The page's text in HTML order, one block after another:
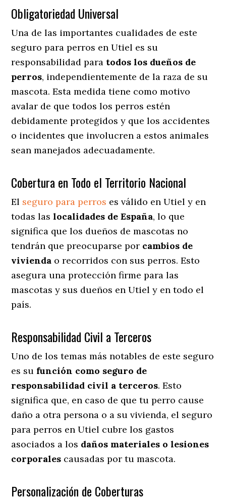
Obligatoriedad Universal
Una de las importantes cualidades de este
seguro para perros en Utiel es su
responsabilidad para todos los dueños de
perros, independientemente de la raza de su
mascota. Esta medida tiene como motivo
avalar de que todos los perros estén
debidamente protegidos y que los accidentes
o incidentes que involucren a estos animales
sean manejados adecuadamente.
Cobertura en Todo el Territorio Nacional
El seguro para perros es válido en Utiel y en
todas laslocalidades de España, lo que
significa que los dueños de mascotas no
tendrán que preocuparse por cambios de
vivienda o recorridos con sus perros. Esto
asegura una protección firme para las
mascotas y sus dueños en Utiel y en todo el
país.
Responsabilidad Civil a Terceros
Uno de los temas más notables de este seguro
es su función como seguro de
responsabilidad civil a terceros. Esto
significa que, en caso de que tu perro cause
daño a otra persona o a su vivienda, el seguro
para perros en Utiel cubre los gastos
asociados a los daños materiales o lesiones
corporales causadas por tu mascota.
Personalización de Coberturas